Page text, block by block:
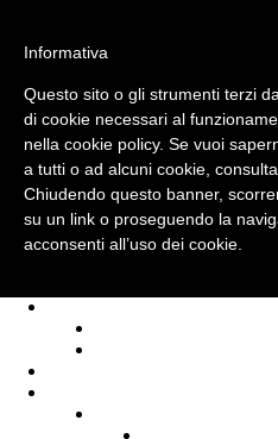
Chiamaci : +39.0525
Registrati
Login
Informativa
Questo sito o gli strumenti terzi
di cookie necessari al
nella cookie policy. Se vuoi
a tutti o ad alcuni cookie,
Chiudendo questo banner,
su un link o proseguendo la
acconsenti all’uso dei cookie.